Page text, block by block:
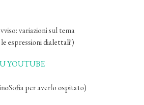
variazioni sul tema
espressioni dialettali!)
YOUTUBE
per averlo ospitato)